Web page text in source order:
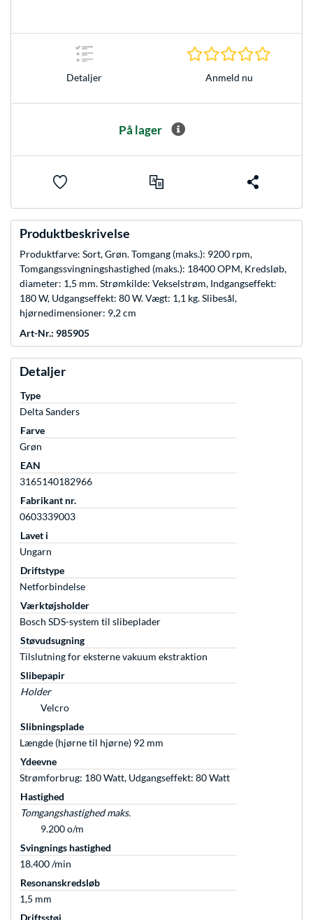
Detaljer Anmeld nu
På lager
Produktbeskrivelse
Produktfarve: Sort, Grøn. Tomgang (maks.): 9200 rpm,
Tomgangssvingningshastighed (maks.): 18400 OPM, Kredsløb,
diameter: 1,5 mm. Strømkilde: Vekselstrøm, Indgangseffekt:
180 W, Udgangseffekt: 80 W. Vægt: 1,1 kg. Slibesål,
hjørnedimensioner: 9,2 cm
Art-Nr.: 985905
Detaljer
Type
Delta Sanders
Farve
Grøn
EAN
3165140182966
Fabrikant nr.
0603339003
Lavet i
Ungarn
Driftstype
Netforbindelse
Værktøjsholder
Bosch SDS-system til slibeplader
Støvudsugning
Tilslutning for eksterne vakuum ekstraktion
Slibepapir
Holder
Velcro
Slibningsplade
Længde (hjørne til hjørne) 92 mm
Ydeevne
Strømforbrug: 180 Watt, Udgangseffekt: 80 Watt
Hastighed
Tomgangshastighed maks.
9.200 o/m
Svingnings hastighed
18.400 /min
Resonanskredsløb
1,5 mm
Driftsstøj